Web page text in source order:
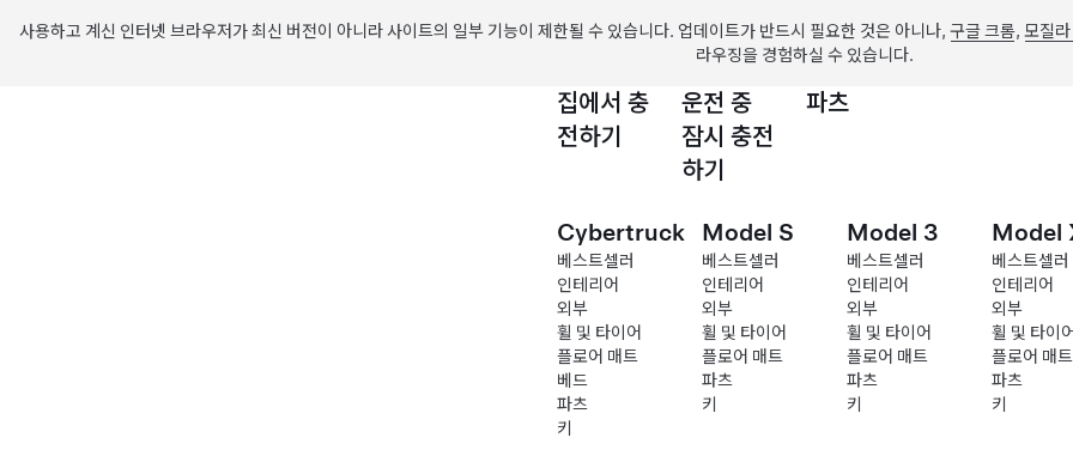
사용하고 계신 인터넷 브라우저가 최신 버전이 아니라 사이트의 일부 기능이 제한될 수 있습니다. 업데이트가 반드시 필요한 것은 아니나, 구글 크롬, 모질
라우징을 경험하실 수 있습니다.
집에서 충
전하기
운전 중
잠시 충전
하기
파츠
Cybertruck
베스트셀러
인테리어
외부
휠 및 타이어
플로어 매트
베드
파츠
키
Model S
베스트셀러
인테리어
외부
휠 및 타이어
플로어 매트
파츠
키
Model 3
베스트셀러
인테리어
외부
휠 및 타이어
플로어 매트
파츠
키
Model
베스트셀러
인테리어
외부
휠 및 타이
플로어 매트
파츠
키